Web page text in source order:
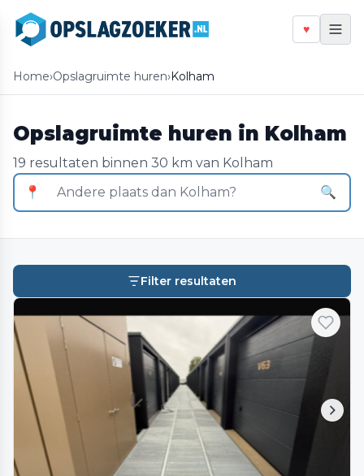
♥
Home›Opslagruimte huren›Kolham
Opslagruimte huren in Kolham
19 resultaten binnen 30 km van Kolham
📍
🔍
Filter resultaten